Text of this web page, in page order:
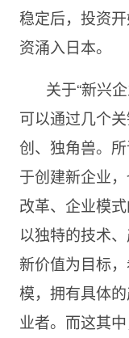
稳定后，投资
资涌入日本。
关于“新兴
可以通过几个
创、独角兽。
于创建新企业
改革、企业模
以独特的技术
新价值为目标
模，拥有具体
业者。而这其